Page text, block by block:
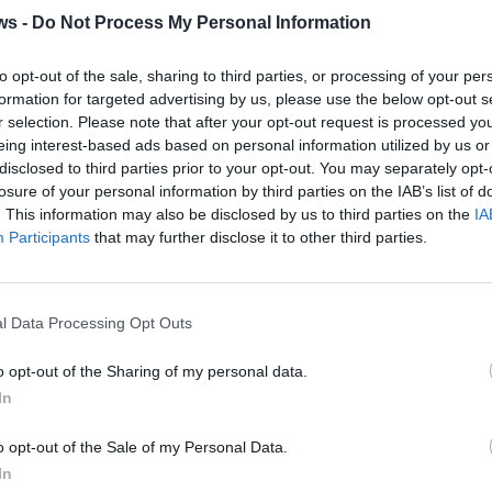
- Do Not Process My Personal Information
opt-out of the sale, sharing to third parties, or processing of your
for targeted advertising by us, please use the below opt-out
selection. Please note that after your opt-out request is processed
interest-based ads based on personal information utilized by us
to third parties prior to your opt-out. You may separately
of your personal information by third parties on the IAB’s list of
This information may also be disclosed by us to third parties on the
Participants that may further disclose it to other third parties.
Data Processing Opt Outs
opt-out of the Sharing of my personal data.
opt-out of the Sale of my Personal Data.
lyxpalats i London
En av Europas mest exklusiva privatbostäder,
The Old Rectory i Chelsea, står inför
försäljning. Den norska oljemiljardären John
Fredriksen har lämnat London – och
Storbritannien – till förmån för Förenta
arabemiraten.